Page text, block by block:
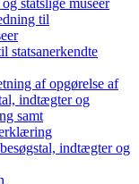
statslige museer
til
statsanerkendte
af opgørelse af
indtægter og
samt
indtægter og